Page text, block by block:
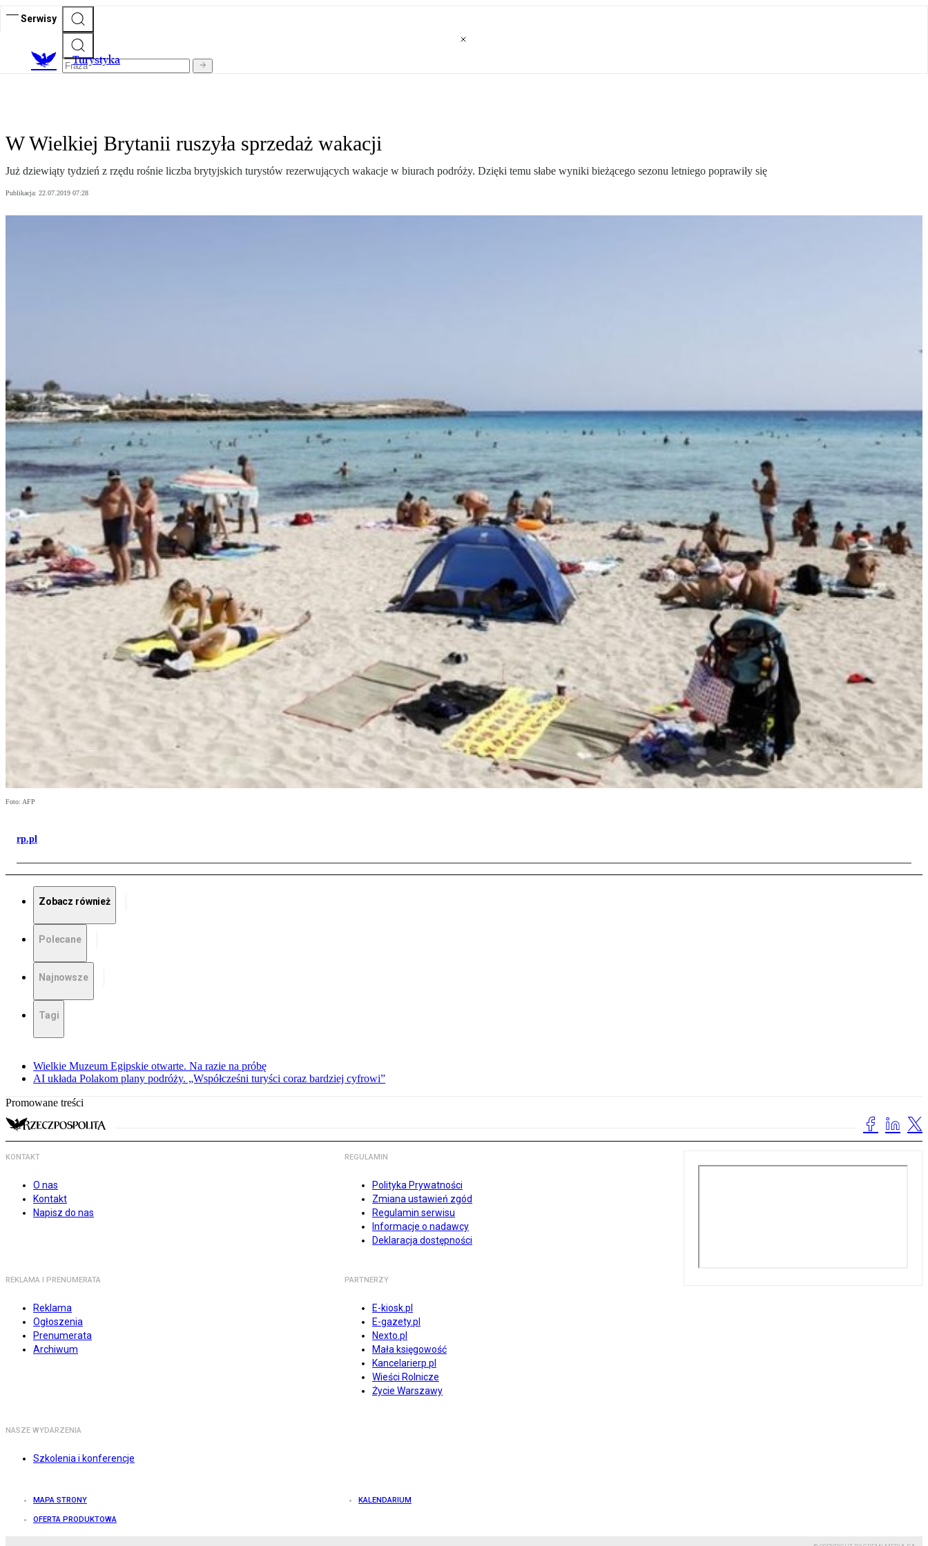
Serwisy
Turystyka
W Wielkiej Brytanii ruszyła sprzedaż wakacji
Już dziewiąty tydzień z rzędu rośnie liczba brytyjskich turystów rezerwujących wakacje w biurach podróży. Dzięki temu słabe wyniki bieżącego sezonu letniego poprawiły się
Publikacja: 22.07.2019 07:28
Foto: AFP
rp.pl
Zobacz również
Polecane
Najnowsze
Tagi
Wielkie Muzeum Egipskie otwarte. Na razie na próbę
AI układa Polakom plany podróży. „Współcześni turyści coraz bardziej cyfrowi”
Promowane treści
KONTAKT
O nas
Kontakt
Napisz do nas
REGULAMIN
Polityka Prywatności
Zmiana ustawień zgód
Regulamin serwisu
Informacje o nadawcy
Deklaracja dostępności
REKLAMA I PRENUMERATA
Reklama
Ogłoszenia
Prenumerata
Archiwum
PARTNERZY
E-kiosk.pl
E-gazety.pl
Nexto.pl
Mała księgowość
Kancelarierp.pl
Wieści Rolnicze
Życie Warszawy
NASZE WYDARZENIA
Szkolenia i konferencje
MAPA STRONY KALENDARIUM
OFERTA PRODUKTOWA